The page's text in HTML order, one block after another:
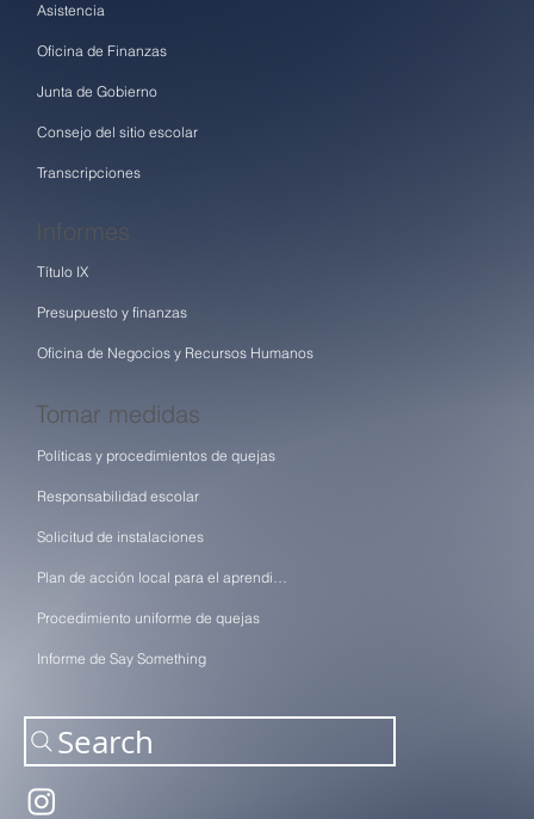
Asistencia
Oficina de Finanzas
Junta de Gobierno
Consejo del sitio escolar
Transcripciones
Informes
Título IX
Presupuesto y finanzas
Oficina de Negocios y Recursos Humanos
Tomar medidas
Políticas y procedimientos de quejas
Responsabilidad escolar
Solicitud de instalaciones
Procedimiento uniforme de quejas
Informe de Say Something
Search